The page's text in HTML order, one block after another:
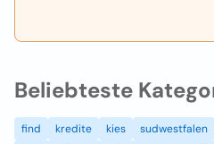
Beliebteste
find kredite kies sudwestfalen